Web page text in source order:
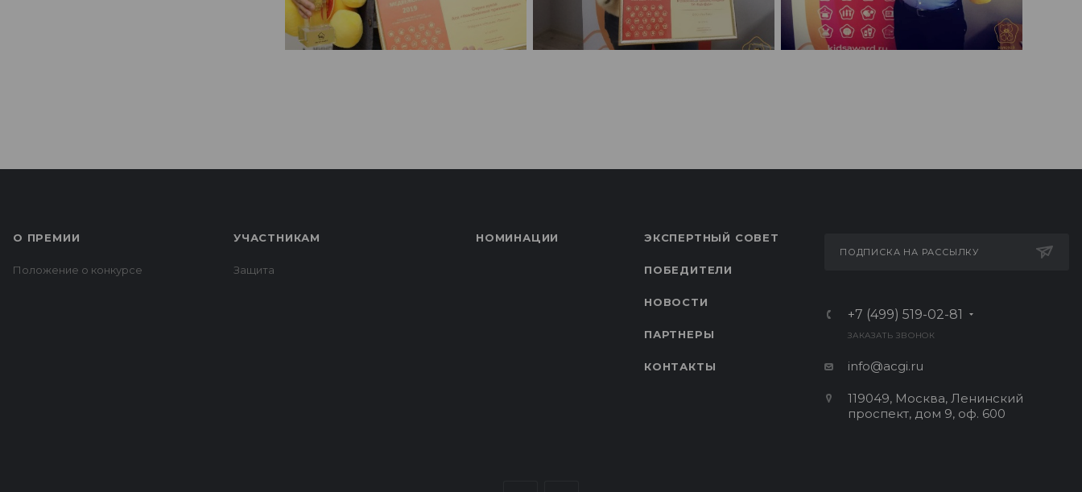
О ПРЕМИИ
Положение о конкурсе
УЧАСТНИКАМ
Защита
НОМИНАЦИИ ЭКСПЕРТНЫЙ СОВЕТ
ПОБЕДИТЕЛИ
НОВОСТИ
ПАРТНЕРЫ
КОНТАКТЫ
ПОДПИСКА НА РАССЫЛКУ
+7 (499) 519-02-81
ЗАКАЗАТЬ ЗВОНОК
info@acgi.ru
119049, Москва, Ленинский
проспект, дом 9, оф. 600